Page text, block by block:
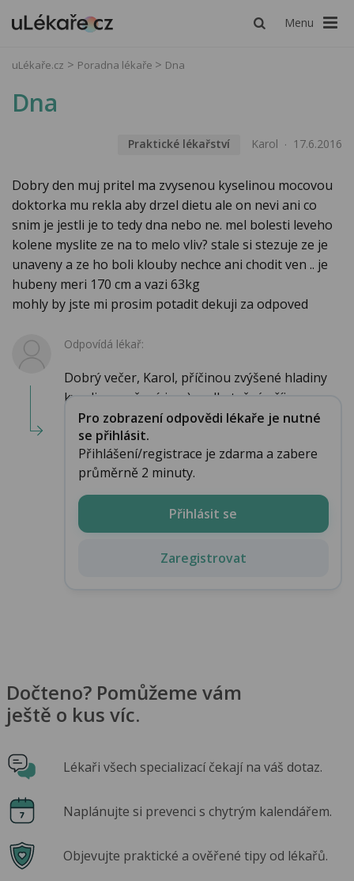
Menu
uLékaře.cz Poradna lékaře Dna
Dna
Praktické lékařství Karol 17.6.2016
Dobry den muj pritel ma zvysenou kyselinou mocovou
doktorka mu rekla aby drzel dietu ale on nevi ani co
snim je jestli je to tedy dna nebo ne. mel bolesti leveho
kolene myslite ze na to melo vliv? stale si stezuje ze je
unaveny a ze ho boli klouby nechce ani chodit ven .. je
hubeny meri 170 cm a vazi 63kg
mohly by jste mi prosim potadit dekuji za odpoved
Odpovídá lékař:
Dobrý večer, Karol, příčinou zvýšené hladiny
kyseliny močové je: a) nadbytečný příjem ...
Pro zobrazení odpovědi lékaře je nutné
se přihlásit.
Přihlášení/registrace je zdarma a zabere
průměrně 2 minuty.
Přihlásit se
Zaregistrovat
Dočteno? Pomůžeme vám
ještě o kus víc.
Lékaři všech specializací čekají na váš dotaz.
Naplánujte si prevenci s chytrým kalendářem.
Objevujte praktické a ověřené tipy od lékařů.